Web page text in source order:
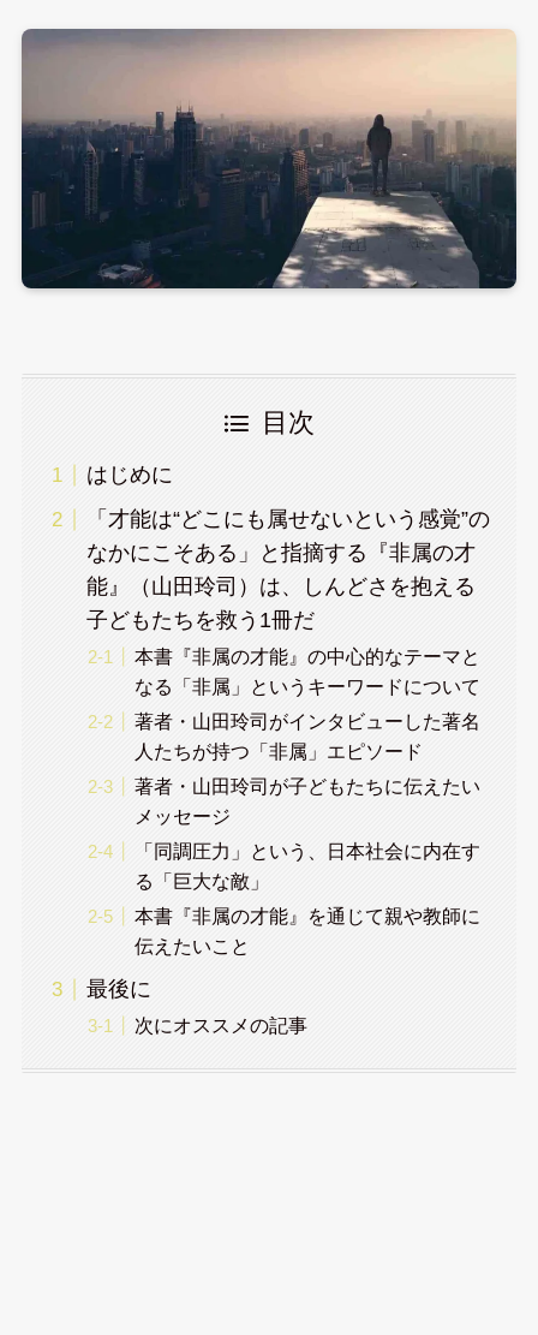
目次
はじめに
「才能は“どこにも属せないという感覚”の
なかにこそある」と指摘する『非属の才
能』（山田玲司）は、しんどさを抱える
子どもたちを救う1冊だ
本書『非属の才能』の中心的なテーマと
なる「非属」というキーワードについて
著者・山田玲司がインタビューした著名
人たちが持つ「非属」エピソード
著者・山田玲司が子どもたちに伝えたい
メッセージ
「同調圧力」という、日本社会に内在す
る「巨大な敵」
本書『非属の才能』を通じて親や教師に
伝えたいこと
最後に
次にオススメの記事